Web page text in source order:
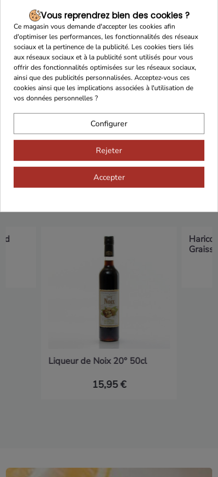
Franco de port 79€ Livraison 24h/48h
Cadeaux dès 99€
Vous aimerez aussi...
Liqueur de Noix 20° 50cl
15,95 €
Vous reprendrez bien des cookies ?
Ce magasin vous demande d'accepter les cookies afin
d'optimiser les performances, les fonctionnalités des réseaux
sociaux et la pertinence de la publicité. Les cookies tiers liés
aux réseaux sociaux et à la publicité sont utilisés pour vous
offrir des fonctionnalités optimisées sur les réseaux sociaux,
ainsi que des publicités personnalisées. Acceptez-vous ces
cookies ainsi que les implications associées à l'utilisation de
vos données personnelles ?
Configurer
Rejeter
Accepter